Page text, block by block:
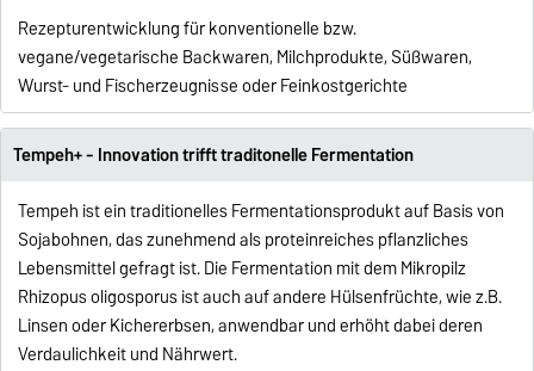
Rezepturentwicklung für konventionelle bzw.
vegane/vegetarische Backwaren, Milchprodukte, Süßwaren,
Wurst- und Fischerzeugnisse oder Feinkostgerichte
Tempeh+ - Innovation trifft traditonelle Fermentation
Tempeh ist ein traditionelles Fermentationsprodukt auf Basis von
Sojabohnen, das zunehmend als proteinreiches pflanzliches
Lebensmittel gefragt ist. Die Fermentation mit dem Mikropilz
Rhizopus oligosporus ist auch auf andere Hülsenfrüchte, wie z.B.
Linsen oder Kichererbsen, anwendbar und erhöht dabei deren
Verdaulichkeit und Nährwert.